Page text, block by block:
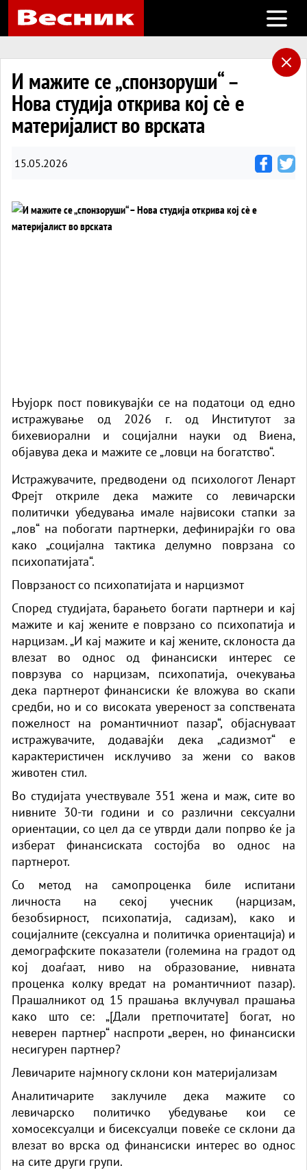
Open
И мажите се „спонзоруши“ –
Нова студија открива кој сè е
материјалист во врската
15.05.2026
Њујорк пост повикувајќи се на податоци од едно
истражување од 2026 г. од Институтот за
бихевиорални и социјални науки од Виена,
објавува дека и мажите се „ловци на богатство“.
Истражувачите, предводени од психологот Ленарт
Фрејт откриле дека мажите со левичарски
политички убедувања имале највисоки стапки за
„лов“ на побогати партнерки, дефинирајќи го ова
како „социјална тактика делумно поврзана со
психопатијата“.
Поврзаност со психопатијата и нарцизмот
Според студијата, барањето богати партнери и кај
мажите и кај жените е поврзано со психопатија и
нарцизам. „И кај мажите и кај жените, склоноста да
влезат во однос од финансиски интерес се
поврзува со нарцизам, психопатија, очекувања
дека партнерот финансиски ќе вложува во скапи
средби, но и со високата увереност за сопствената
пожелност на романтичниот пазар“, објаснуваат
истражувачите, додавајќи дека „садизмот“ е
карактеристичен исклучиво за жени со ваков
животен стил.
Во студијата учествувале 351 жена и маж, сите во
нивните 30-ти години и со различни сексуални
ориентации, со цел да се утврди дали попрво ќе ја
изберат финансиската состојба во однос на
партнерот.
Со метод на самопроценка биле испитани
личноста на секој учесник (нарцизам,
безобѕирност, психопатија, садизам), како и
социјалните (сексуална и политичка ориентација) и
демографските показатели (големина на градот од
кој доаѓаат, ниво на образование, нивната
проценка колку вредат на романтичниот пазар).
Прашалникот од 15 прашања вклучувал прашања
како што се: „[Дали претпочитате] богат, но
неверен партнер“ наспроти „верен, но финансиски
несигурен партнер?
Левичарите најмногу склони кон материјализам
Аналитичарите заклучиле дека мажите со
левичарско политичко убедување кои се
хомосексуалци и бисексуалци повеќе се склони да
влезат во врска од финансиски интерес во однос
на сите други групи.